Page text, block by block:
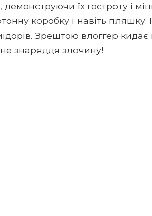
їх гостроту і
коробку і навіть пляшку.
Зрештою влоггер кидає
знаряддя злочину!